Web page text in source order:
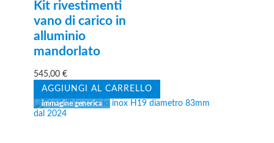
Kit rivestimenti
vano di carico in
alluminio
mandorlato
545,00€
AGGIUNGI AL CARRELLO